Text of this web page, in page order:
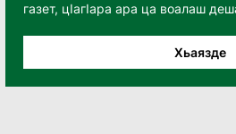
газет, цӀагӀара ара ца воалаш
Хьаязде